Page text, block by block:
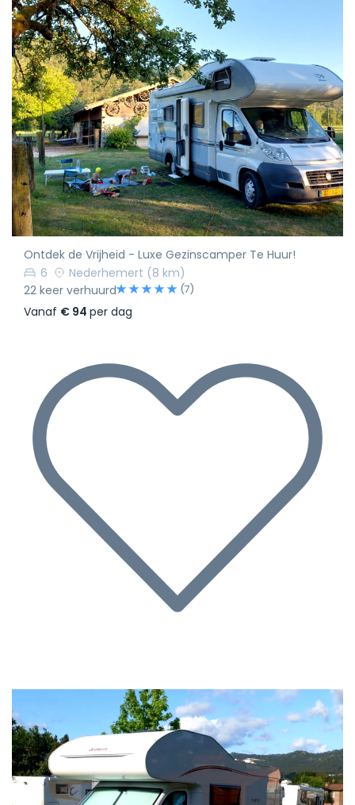
Ontdek de Vrijheid - Luxe Gezinscamper Te Huur!
6
Nederhemert (8 km)
22 keer verhuurd
(7)
Vanaf € 94 per dag